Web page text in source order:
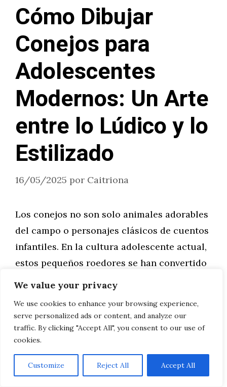
We value your privacy
We use cookies to enhance your browsing experience,
serve personalized ads or content, and analyze our
traffic. By clicking "Accept All", you consent to our use of
cookies.
Customize Reject All Accept All
Cómo Dibujar
Conejos para
Adolescentes
Modernos: Un Arte
entre lo Lúdico y lo
Estilizado
16/05/2025 por Caitriona
Los conejos no son solo animales adorables
del campo o personajes clásicos de cuentos
infantiles. En la cultura adolescente actual,
estos pequeños roedores se han convertido
en íconos de estilo, representados en
stickers de redes sociales y hasta en
diseños de ropa. Si quieres conectar con el
público adolescente, ya …
Leer más